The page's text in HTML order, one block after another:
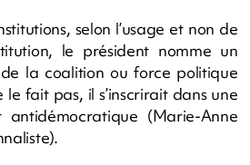
selon l’usage et non de
le président nomme un
la coalition ou force politique
le fait pas, il s’inscrirait dans une
antidémocratique (Marie-Anne